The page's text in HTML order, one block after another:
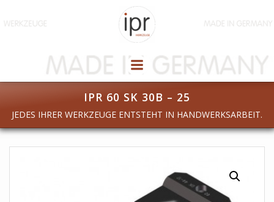
Inhalt
IPR 60 SK 30B – 25
JEDES IHRER WERKZEUGE ENTSTEHT IN HANDWERKSARBEIT.